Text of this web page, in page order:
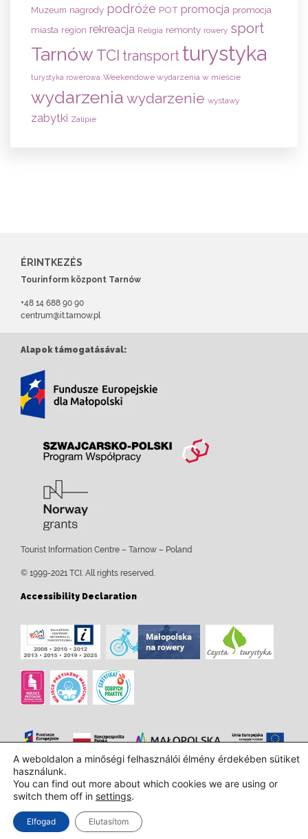
Muzeum nagrody podróże POT promocja promocja
miasta region rekreacja Religia remonty rowery sport
Tarnów TCI transport turystyka
turystyka rowerowa Weekendowe wydarzenia w mieście
wydarzenia wydarzenie wystawy
zabytki Zalipie
ÉRINTKEZÉS
Tourinform központ Tarnów
+48 14 688 90 90
centrum@it.tarnow.pl
Alapok támogatásával:
Tourist Information Centre – Tarnow – Poland
© 1999-2021 TCI. All rights reserved.
Accessibility Declaration
Tervezés és kivitelezés:
A weboldalon a minőségi felhasználói élmény érdekében sütiket
használunk.
You can find out more about which cookies we are using or
switch them off in settings.
Elfogad Elutasítom